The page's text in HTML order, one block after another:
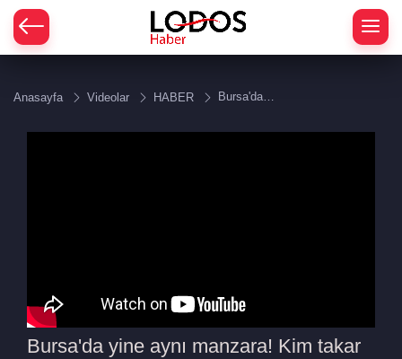
Anasayfa Videolar HABER
Bursa'da
Bursa'da yine aynı manzara! Kim takar